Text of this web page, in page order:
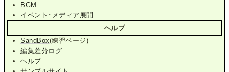
BGM
イベント･メディア展開
ヘルプ
SandBox(練習ページ)
編集差分ログ
ヘルプ